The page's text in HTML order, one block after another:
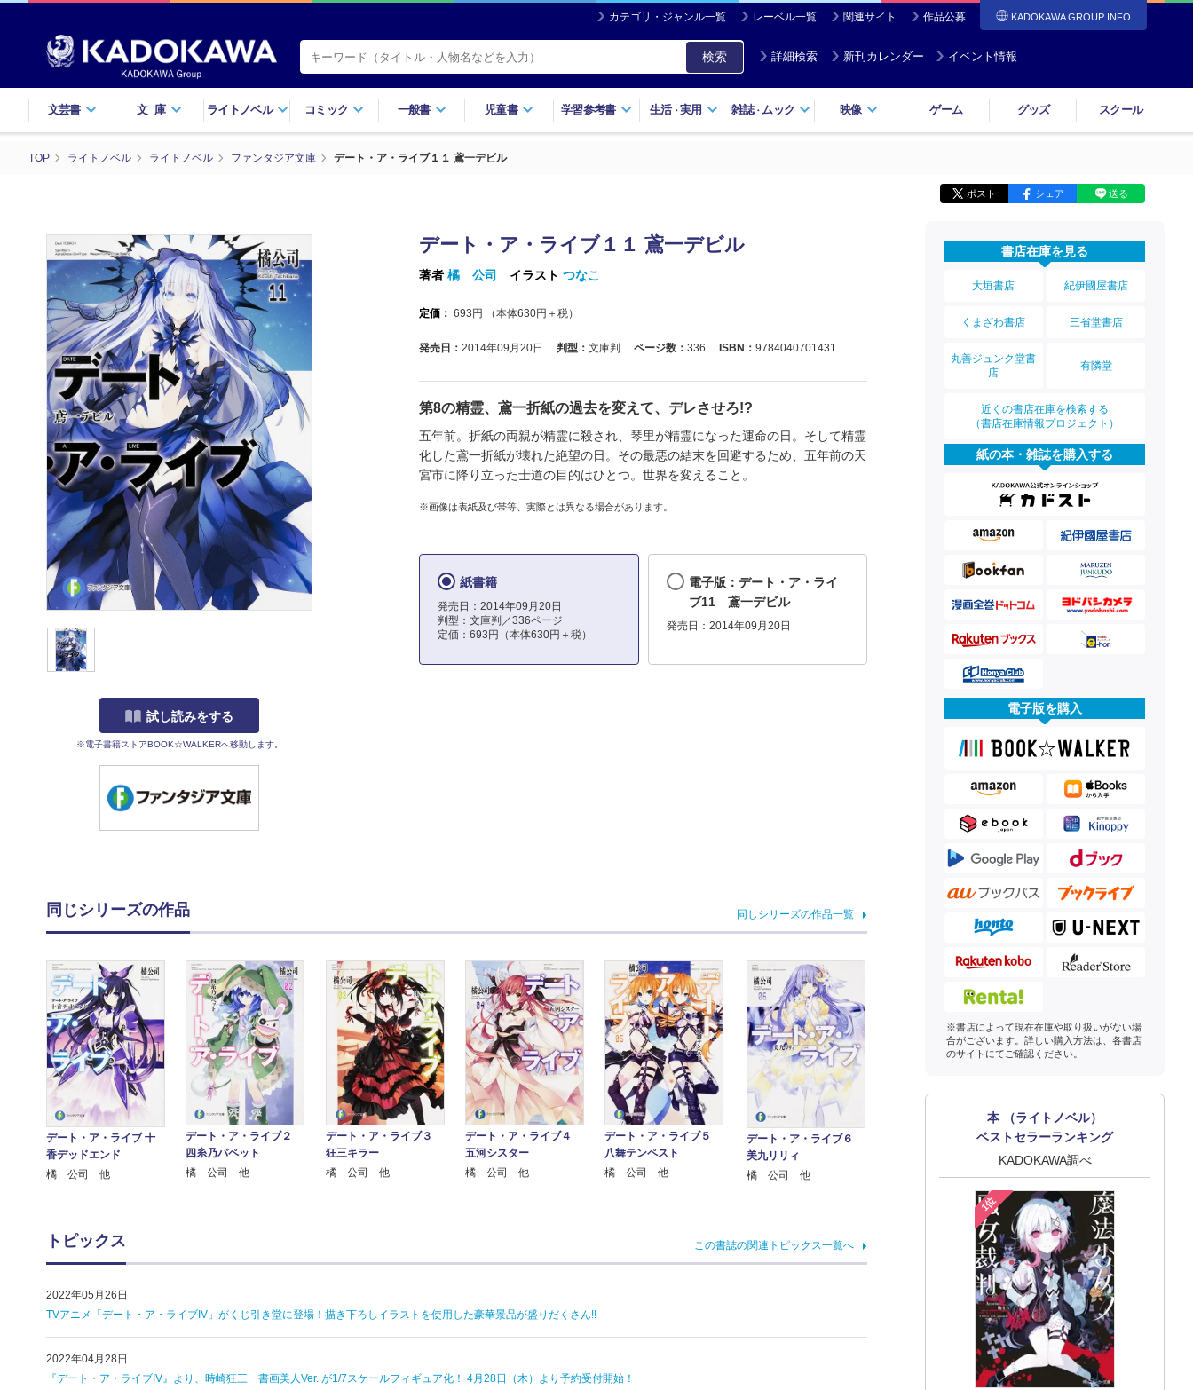
カテゴリ・ジャンル一覧 レーベル一覧 関連サイト 作品公募 KADOKAWA GROUP INFO
検索 詳細検索 新刊カレンダー イベント情報
文芸書 文庫 ライトノベル コミック 一般書 児童書 学習参考書 生活・実用 雑誌・ ムック 映像 ゲーム グッズ スクール
TOP ライトノベル ライトノベル ファンタジア文庫 デート・ア・ライブ１１ 鳶一デビル
ポスト シェア 送る
試し読みをする
※電子書籍ストアBOOK☆WALKERへ移動します。
デート・ア・ライブ１１ 鳶一デビル
著者 橘 公司 イラスト つなこ
定価： 693 円 （本体630円＋税）
発売日： 2014年09月20日 判型： 文庫判 ページ数： 336 ISBN： 9784040701431
第8の精霊、鳶一折紙の過去を変えて、デレさせろ!?
五年前。折紙の両親が精霊に殺され、琴里が精霊になった運命の日。そして精霊
化した鳶一折紙が壊れた絶望の日。その最悪の結末を回避するため、五年前の天
宮市に降り立った士道の目的はひとつ。世界を変えること。
※画像は表紙及び帯等、実際とは異なる場合があります。
紙書籍
発売日：2014年09月20日
判型：文庫判／336ページ
定価：693円（本体630円＋税）
電子版：デート・ア・ライ
ブ11 鳶一デビル
発売日：2014年09月20日
同じシリーズの作品 同じシリーズの作品一覧
デート・ア・ライブ 十
香デッドエンド
橘 公司 他
デート・ア・ライブ２
四糸乃パペット
橘 公司 他
デート・ア・ライブ３
狂三キラー
橘 公司 他
デート・ア・ライブ４
五河シスター
橘 公司 他
デート・ア・ライブ５
八舞テンペスト
橘 公司 他
デート・ア・ライブ６
美九リリィ
橘 公司 他
トピックス この書誌の関連トピックス一覧へ
2022年05月26日
TVアニメ「デート・ア・ライブIV」がくじ引き堂に登場！描き下ろしイラストを使用した豪華景品が盛りだくさん!!
2022年04月28日
『デート・ア・ライブIV』より、時崎狂三 書画美人Ver. が1/7スケールフィギュア化！ 4月28日（木）より予約受付開始！
書店在庫を見る
大垣書店 紀伊國屋書店
くまざわ書店 三省堂書店
丸善ジュンク堂書
店
有隣堂
近くの書店在庫を検索する
（書店在庫情報プロジェクト）
紙の本・雑誌を購入する
電子版を購入
※書店によって現在在庫や取り扱いがない場
合がございます。詳しい購入方法は、各書店
のサイトにてご確認ください。
本 （ライトノベル）
ベストセラーランキング
KADOKAWA調べ
1位